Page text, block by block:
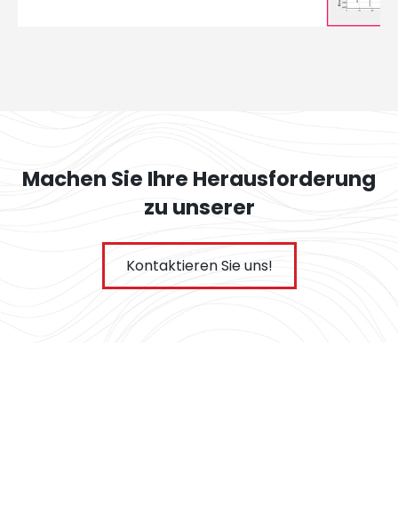
Machen Sie Ihre Herausforderung
zu unserer
Kontaktieren Sie uns!